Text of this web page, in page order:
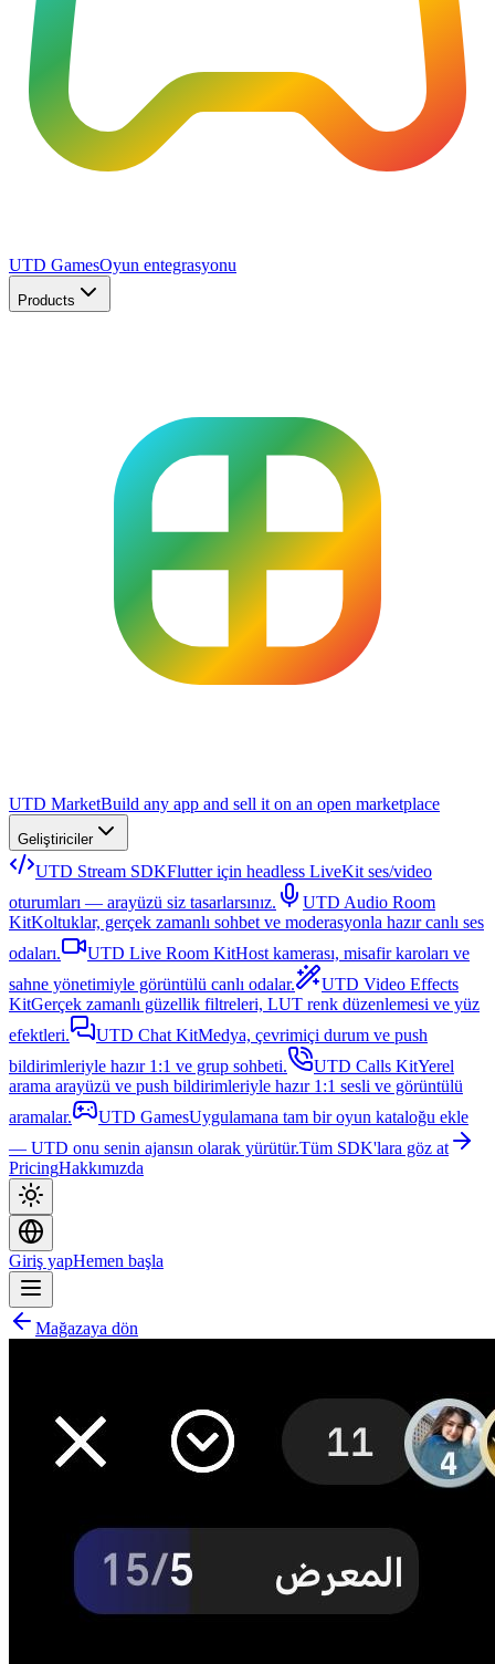
UTD GamesOyun entegrasyonu
Products
UTD MarketBuild any app and sell it on an open marketplace
Geliştiriciler
UTD Stream SDKFlutter için headless LiveKit ses/video
oturumları — arayüzü siz tasarlarsınız.
UTD Audio Room
KitKoltuklar, gerçek zamanlı sohbet ve moderasyonla hazır canlı ses
odaları.
UTD Live Room KitHost kamerası, misafir karoları ve
sahne yönetimiyle görüntülü canlı odalar.
UTD Video Effects
KitGerçek zamanlı güzellik filtreleri, LUT renk düzenlemesi ve yüz
efektleri.
UTD Chat KitMedya, çevrimiçi durum ve push
bildirimleriyle hazır 1:1 ve grup sohbeti.
UTD Calls KitYerel
arama arayüzü ve push bildirimleriyle hazır 1:1 sesli ve görüntülü
aramalar.
UTD GamesUygulamana tam bir oyun kataloğu ekle
— UTD onu senin ajansın olarak yürütür.Tüm SDK'lara göz at
PricingHakkımızda
Giriş yapHemen başla
Mağazaya dön